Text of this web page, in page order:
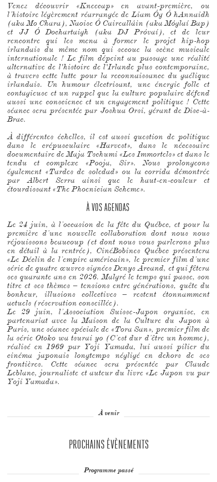
Venez découvrir «Kneecap» en avant-première, ou
l’histoire légèrement réarrangée de Liam Óg Ó hAnnaidh
(aka Mo Chara), Naoise Ó Cairealláin (aka Móglaí Bap)
et JJ Ó Dochartaigh (aka DJ Próvaí), et de leur
rencontre qui les mena à former le projet hip-hop
irlandais du même nom qui secoue la scène musicale
internationale ! Le film dépeint au passage une réalité
alternative de l'histoire de l'Irlande plus contemporaine,
à travers cette lutte pour la reconnaissance du gaélique
irlandais. Un humour électrisant, une énergie folle et
contagieuse et un rappel que la culture populaire défend
aussi une conscience et un engagement politique ! Cette
séance sera présentée par Joshua Orsi, gérant de Disc-à-
Brac.
À différentes échelles, il est aussi question de politique
dans le crépusculaire «Harvest», dans le nécessaire
documentaire de Maja Tschumi «Les Immortels» et dans le
tendu et complexe «Pooja, Sir». Nous prolongeons
également «Tardes de soledad» ou la corrida démontrée
par Albert Serra ainsi que le haut-en-couleur et
étourdissant «The Phoenician Scheme».
À VOS AGENDAS
Le 24 juin, à l’occasion de la fête du Québec, et pour la
première d’une nouvelle collaboration dont nous nous
réjouissons beaucoup (et dont nous vous parlerons plus
en détail à la rentrée), CinéBobines Québec présentera
«Le Déclin de l’empire américain», le premier film d’une
série de quatre œuvres signées Denys Arcand, et qui fêtera
ses quarante ans en 2026. Malgré le temps qui passe, son
titre et ses thèmes – tensions entre générations, quête du
bonheur, illusions collectives – restent étonnamment
actuels (réservation conseillée).
Le 29 juin, l’Association Suisse-Japon organise, en
partenariat avec la Maison de la Culture du Japon à
Paris, une séance spéciale de «Tora San», premier film de
la série Otoko wa tsurai yo (C’est dur d’être un homme),
réalisé en 1969 par Yoji Yamada, lui aussi pilier du
cinéma japonais longtemps négligé en dehors de ses
frontières. Cette séance sera présentée par Claude
Leblanc, journaliste et auteur du livre «Le Japon vu par
Yoji Yamada».
À venir
PROCHAINS ÉVÈNEMENTS
Programme passé